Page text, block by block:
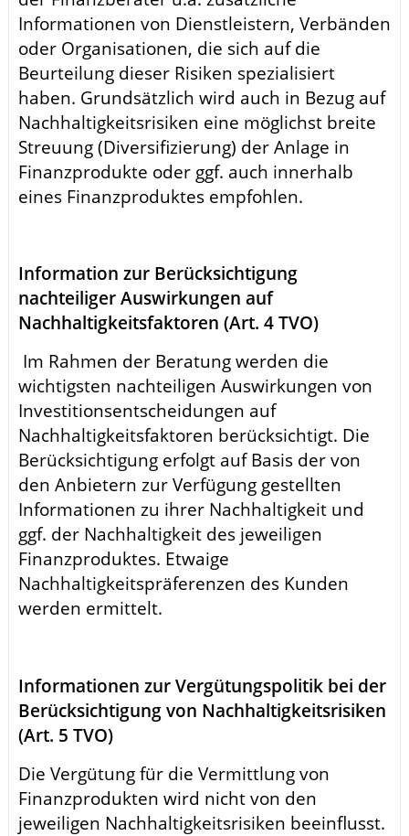
Informationen von Dienstleistern, Verbänden
oder Organisationen, die sich auf die
Beurteilung dieser Risiken spezialisiert
haben. Grundsätzlich wird auch in Bezug auf
Nachhaltigkeitsrisiken eine möglichst breite
Streuung (Diversifizierung) der Anlage in
Finanzprodukte oder ggf. auch innerhalb
eines Finanzproduktes empfohlen.
Information zur Berücksichtigung
nachteiliger Auswirkungen auf
Nachhaltigkeitsfaktoren (Art. 4 TVO)
Im Rahmen der Beratung werden die
wichtigsten nachteiligen Auswirkungen von
Investitionsentscheidungen auf
Nachhaltigkeitsfaktoren berücksichtigt. Die
Berücksichtigung erfolgt auf Basis der von
den Anbietern zur Verfügung gestellten
Informationen zu ihrer Nachhaltigkeit und
ggf. der Nachhaltigkeit des jeweiligen
Finanzproduktes. Etwaige
Nachhaltigkeitspräferenzen des Kunden
werden ermittelt.
Informationen zur Vergütungspolitik bei der
Berücksichtigung von Nachhaltigkeitsrisiken
(Art. 5 TVO)
Die Vergütung für die Vermittlung von
Finanzprodukten wird nicht von den
jeweiligen Nachhaltigkeitsrisiken beeinflusst.